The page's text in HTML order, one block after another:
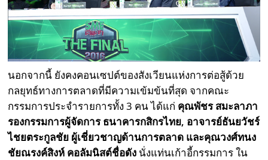
นอกจากนี้ ยังคงคอนเซปต์ของสังเวียนแห่งการต่อสู้ด้วย
กลยุทธ์ทางการตลาดที่มีความเข้มข้นที่สุด จากคณะ
กรรมการประจำรายการทั้ง 3 คน ได้แก่ คุณพัชร สมะลาภา
รองกรรมการผู้จัดการ ธนาคารกสิกรไทย, อาจารย์ธันยวัชร์
ไชยตระกูลชัย ผู้เชี่ยวชาญด้านการตลาด และคุณวงศ์ทนง
ชัยณรงค์สิงห์ คอลัมนิสต์ชื่อดัง นั่งแท่นเก้าอี้กรรมการ ใน